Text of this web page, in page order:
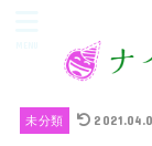
未分類